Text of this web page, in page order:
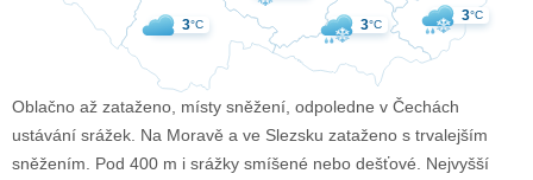
3°C 3°C 3°C
Oblačno až zataženo, místy sněžení, odpoledne v Čechách
ustávání srážek. Na Moravě a ve Slezsku zataženo s trvalejším
sněžením. Pod 400 m i srážky smíšené nebo dešťové. Nejvyšší